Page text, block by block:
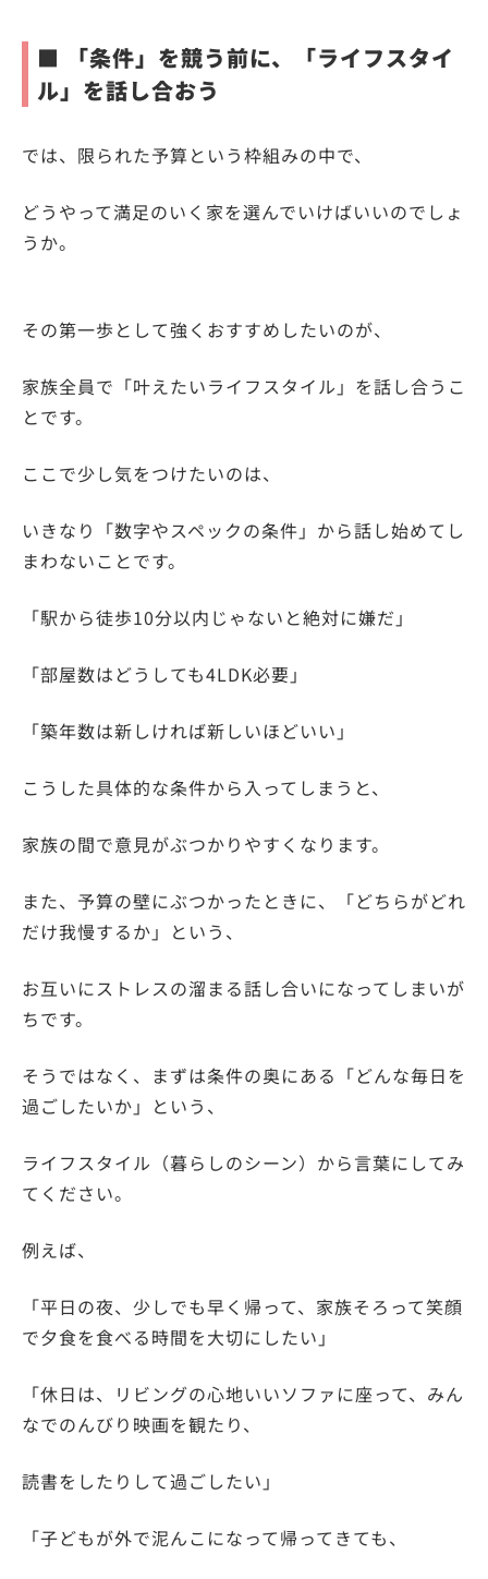
■ 「条件」を競う前に、「ライフスタイ
ル」を話し合おう
では、限られた予算という枠組みの中で、
どうやって満足のいく家を選んでいけばいいのでしょ
うか。
その第一歩として強くおすすめしたいのが、
家族全員で「叶えたいライフスタイル」を話し合うこ
とです。
ここで少し気をつけたいのは、
いきなり「数字やスペックの条件」から話し始めてし
まわないことです。
「駅から徒歩10分以内じゃないと絶対に嫌だ」
「部屋数はどうしても4LDK必要」
「築年数は新しければ新しいほどいい」
こうした具体的な条件から入ってしまうと、
家族の間で意見がぶつかりやすくなります。
また、予算の壁にぶつかったときに、「どちらがどれ
だけ我慢するか」という、
お互いにストレスの溜まる話し合いになってしまいが
ちです。
そうではなく、まずは条件の奥にある「どんな毎日を
過ごしたいか」という、
ライフスタイル（暮らしのシーン）から言葉にしてみ
てください。
例えば、
「平日の夜、少しでも早く帰って、家族そろって笑顔
で夕食を食べる時間を大切にしたい」
「休日は、リビングの心地いいソファに座って、みん
なでのんびり映画を観たり、
読書をしたりして過ごしたい」
「子どもが外で泥んこになって帰ってきても、